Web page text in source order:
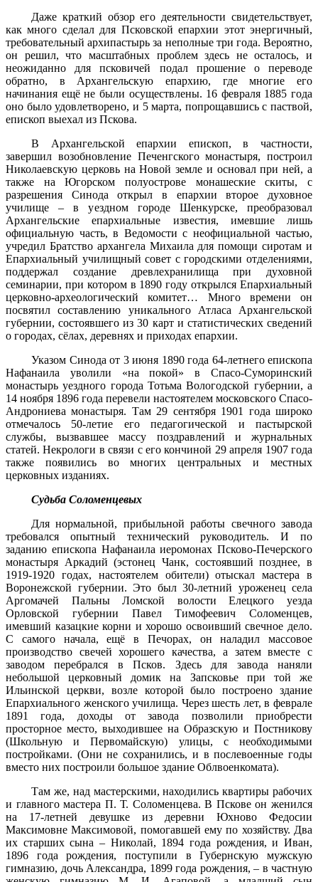
Даже краткий обзор его деятельности свидетельствует,
как много сделал для Псковской епархии этот энергичный,
требовательный архипастырь за неполные три года. Вероятно,
он решил, что масштабных проблем здесь не осталось, и
неожиданно для псковичей подал прошение о переводе
обратно, в Архангельскую епархию, где многие его
начинания ещё не были осуществлены. 16 февраля 1885 года
оно было удовлетворено, и 5 марта, попрощавшись с паствой,
епископ выехал из Пскова.
В Архангельской епархии епископ, в частности,
завершил возобновление Печенгского монастыря, построил
Николаевскую церковь на Новой земле и основал при ней, а
также на Югорском полуострове монашеские скиты, с
разрешения Синода открыл в епархии второе духовное
училище – в уездном городе Шенкурске, преобразовал
Архангельские епархиальные известия, имевшие лишь
официальную часть, в Ведомости с неофициальной частью,
учредил Братство архангела Михаила для помощи сиротам и
Епархиальный училищный совет с городскими отделениями,
поддержал создание древлехранилища при духовной
семинарии, при котором в 1890 году открылся Епархиальный
церковно-археологический комитет… Много времени он
посвятил составлению уникального Атласа Архангельской
губернии, состоявшего из 30 карт и статистических сведений
о городах, сёлах, деревнях и приходах епархии.
Указом Синода от 3 июня 1890 года 64-летнего епископа
Нафанаила уволили «на покой» в Спасо-Суморинский
монастырь уездного города Тотьма Вологодской губернии, а
14 ноября 1896 года перевели настоятелем московского Спасо-
Андрониева монастыря. Там 29 сентября 1901 года широко
отмечалось 50-летие его педагогической и пастырской
службы, вызвавшее массу поздравлений и журнальных
статей. Некрологи в связи с его кончиной 29 апреля 1907 года
также появились во многих центральных и местных
церковных изданиях.
Судьба Соломенцевых
Для нормальной, прибыльной работы свечного завода
требовался опытный технический руководитель. И по
заданию епископа Нафанаила иеромонах Псково-Печерского
монастыря Аркадий (эстонец Чанк, состоявший позднее, в
1919-1920 годах, настоятелем обители) отыскал мастера в
Воронежской губернии. Это был 30-летний уроженец села
Аргомачей Пальны Ломской волости Елецкого уезда
Орловской губернии Павел Тимофеевич Соломенцев,
имевший казацкие корни и хорошо освоивший свечное дело.
С самого начала, ещё в Печорах, он наладил массовое
производство свечей хорошего качества, а затем вместе с
заводом перебрался в Псков. Здесь для завода наняли
небольшой церковный домик на Запсковье при той же
Ильинской церкви, возле которой было построено здание
Епархиального женского училища. Через шесть лет, в феврале
1891 года, доходы от завода позволили приобрести
просторное место, выходившее на Образскую и Постникову
(Школьную и Первомайскую) улицы, с необходимыми
постройками. (Они не сохранились, и в послевоенные годы
вместо них построили большое здание Облвоенкомата).
Там же, над мастерскими, находились квартиры рабочих
и главного мастера П. Т. Соломенцева. В Пскове он женился
на 17-летней девушке из деревни Юхново Федосии
Максимовне Максимовой, помогавшей ему по хозяйству. Два
их старших сына – Николай, 1894 года рождения, и Иван,
1896 года рождения, поступили в Губернскую мужскую
гимназию, дочь Александра, 1899 года рождения, – в частную